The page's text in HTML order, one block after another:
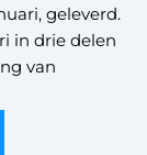
geleverd.
in drie delen
van